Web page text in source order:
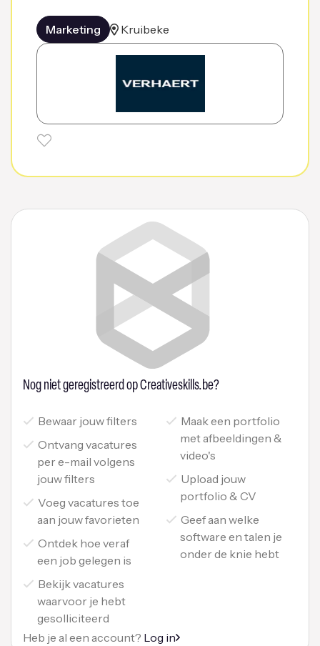
Marketing Kruibeke
Nog niet geregistreerd op Creativeskills.be?
Bewaar jouw filters
Ontvang vacatures
per e-mail volgens
jouw filters
Voeg vacatures toe
aan jouw favorieten
Ontdek hoe veraf
een job gelegen is
Bekijk vacatures
waarvoor je hebt
gesolliciteerd
Maak een portfolio
met afbeeldingen &
video's
Upload jouw
portfolio & CV
Geef aan welke
software en talen je
onder de knie hebt
Heb je al een account? Log in